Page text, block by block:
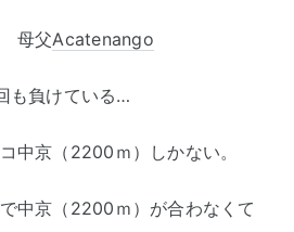
母父Acatenango
も負けている…
中京（2200ｍ）しかない。
中京（2200ｍ）が合わなくて